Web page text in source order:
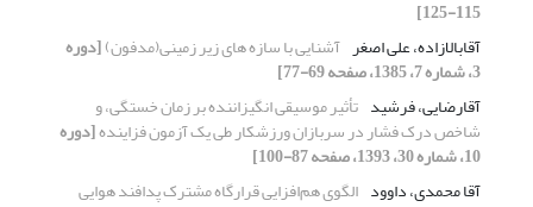
115-125]
آقابالازاده، علی اصغر آشنایی با سازه های زیر زمینی(مدفون)[دوره
3، شماره 7، 1385، صفحه 69-77]
آقارضایی، فرشید تأثیر موسیقی انگیزاننده بر زمان خستگی، و
شاخص درک فشار در سربازان ورزشکار طی یک آزمون فزاینده[دوره
10، شماره 30، 1393، صفحه 87-100]
آقا محمدی، داوود الگوی هم‌افزایی قرارگاه مشترک پدافند هوایی